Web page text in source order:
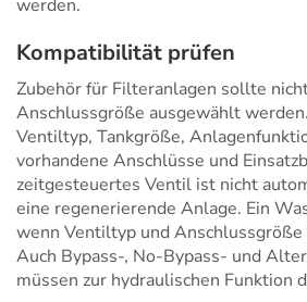
werden.
Kompatibilität prüfen
Zubehör für Filteranlagen sollte
Anschlussgröße ausgewählt
Ventiltyp, Tankgröße,
vorhandene Anschlüsse und
zeitgesteuertes Ventil ist nicht
eine regenerierende Anlage. Ein
wenn Ventiltyp und
Auch Bypass-, No-Bypass- und
müssen zur hydraulischen Funktion